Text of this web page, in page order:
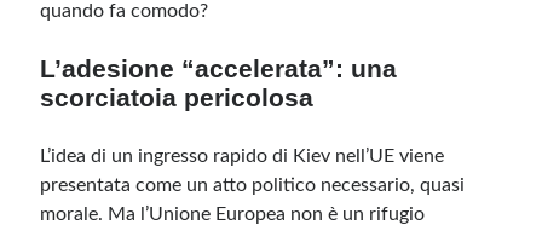
quando fa comodo?
L’adesione “accelerata”: una
scorciatoia pericolosa
L’idea di un ingresso rapido di Kiev nell’UE viene
presentata come un atto politico necessario, quasi
morale. Ma l’Unione Europea non è un rifugio